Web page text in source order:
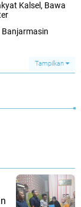
Kalsel, Bawa
Banjarmasin
Tampilkan